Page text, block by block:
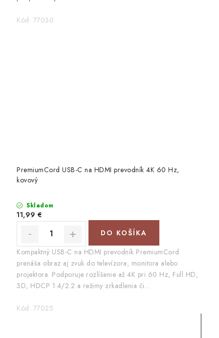
Kód: 77030
PremiumCord USB-C na HDMI prevodník 4K 60 Hz,
kovový
Skladom
11,99 €
DO KOŠÍKA
Kompaktný USB-C na HDMI prevodník PremiumCord
prenáša obraz aj zvuk do televízora, monitora alebo
projektora. Podporuje rozlíšenie až 4K pri 60 Hz, Full HD,
3D, HDCP 1.4/2.2 a režimy zrkadlenia či...
Kód: 77025